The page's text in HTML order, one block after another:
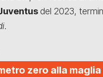
del 2023,
.
zero alla maglia